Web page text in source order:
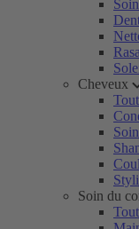
Cheveux
Soin du